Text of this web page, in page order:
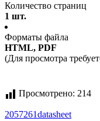
Количество страниц
1 шт.
Форматы файла
HTML, PDF
(Для просмотра
Просмотрено: 214
2057261datasheet